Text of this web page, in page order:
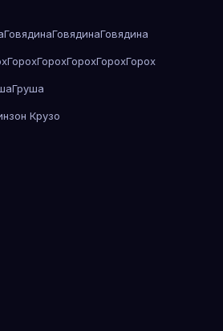
ГовядинаГовядинаГовядина
ГорохГорохГорохГорохГорох
Груша
Крузо